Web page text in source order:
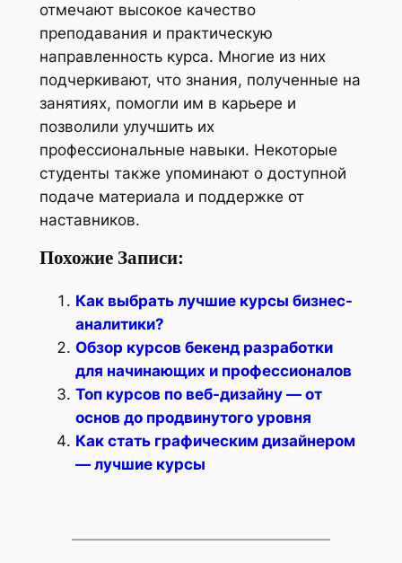
отмечают высокое качество
преподавания и практическую
направленность курса. Многие из них
подчеркивают, что знания, полученные на
занятиях, помогли им в карьере и
позволили улучшить их
профессиональные навыки. Некоторые
студенты также упоминают о доступной
подаче материала и поддержке от
наставников.
Похожие Записи:
Как выбрать лучшие курсы бизнес-
аналитики?
Обзор курсов бекенд разработки
для начинающих и профессионалов
Топ курсов по веб-дизайну — от
основ до продвинутого уровня
Как стать графическим дизайнером
— лучшие курсы